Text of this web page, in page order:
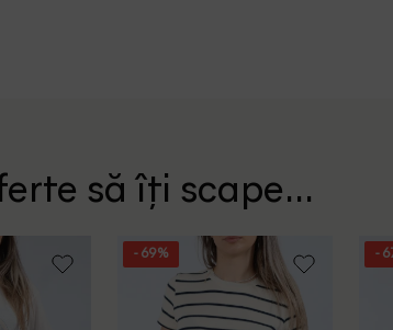
să îți scape...
- 69% -